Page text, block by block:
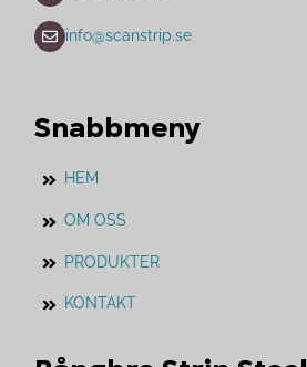
info@scanstrip.se
Snabbmeny
HEM
OM OSS
PRODUKTER
KONTAKT